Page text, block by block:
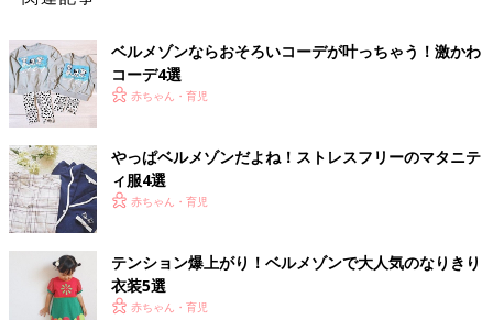
ベルメゾンならおそろいコーデが叶っちゃう！激かわ
コーデ4選
赤ちゃん・育児
やっぱベルメゾンだよね！ストレスフリーのマタニテ
ィ服4選
赤ちゃん・育児
テンション爆上がり！ベルメゾンで大人気のなりきり
衣装5選
赤ちゃん・育児